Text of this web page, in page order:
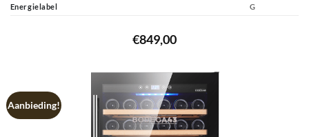
Energielabel
G
€849,00
Aanbieding!